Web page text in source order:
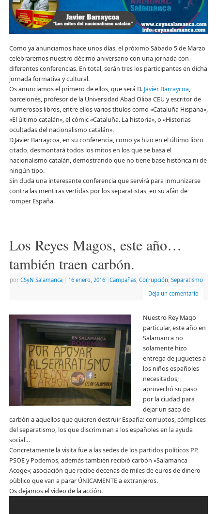
Como ya anunciamos hace unos días, el próximo Sábado 5 de Marzo
celebraremos nuestro décimo aniversario con una jornada con
diferentes conferencias. En total, serán tres los participantes en dicha
jornada formativa y cultural.
Os anunciamos el primero de ellos, que será D. Javier Barraycoa,
barcelonés, profesor de la Universidad Abad Oliba CEU y escritor de
numerosos libros, entre ellos varios títulos como «Cataluña Hispana»,
«El último catalán», el cómic «Cataluña. La historia», o «Historias
ocultadas del nacionalismo catalán».
D.Javier Barraycoa, en su conferencia, como ya hizo en el último libro
citado, desmontará todos los mitos en los que se basa el
nacionalismo catalán, demostrando que no tiene base histórica ni de
ningún tipo.
Sin duda una interesante conferencia que servirá para inmunizarse
contra las mentiras vertidas por los separatistas, en su afán de
romper España.
Los Reyes Magos, este año…
también traen carbón.
por CSyN Salamanca 16 enero, 2016 Campañas, Corrupción, Separatismo
Deja un comentario
Nuestro Rey Mago
particular, este año en
Salamanca no
solamente hizo
entrega de juguetes a
los niños españoles
necesitados;
aprovechó su paso
por la ciudad para
dejar un saco de
carbón a aquellos que quieren destruir España: corruptos, cómplices
del separatismo, los que discriminan a los españoles en la ayuda
social…
Concretamente la visita fue a las sedes de los partidos políticos PP,
PSOE y Podemos, además también recibió carbón «Salamanca
Acoge»; asociación que recibe decenas de miles de euros de dinero
pùblico que van a parar ÚNICAMENTE a extranjeros.
Os dejamos el video de la acción.